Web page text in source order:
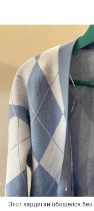
Этот кардиган обошелся